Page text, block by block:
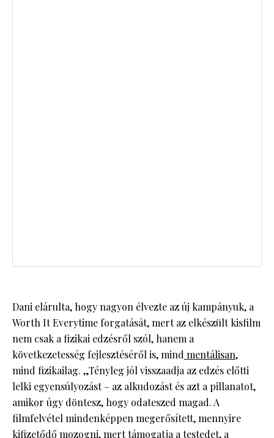
Dani elárulta, hogy nagyon élvezte az új kampányuk, a
Worth It Everytime forgatását, mert az elkészült kisfilm
nem csak a fizikai edzésről szól, hanem a
következetesség fejlesztéséről is, mind mentálisan,
mind fizikailag. „Tényleg jól visszaadja az edzés előtti
lelki egyensúlyozást – az alkudozást és azt a pillanatot,
amikor úgy döntesz, hogy odateszed magad. A
filmfelvétel mindenképpen megerősített, mennyire
kifizetődő mozogni,mert támogatja a testedet, a